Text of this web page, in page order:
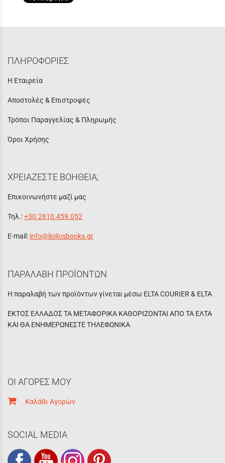
ΠΛΗΡΟΦΟΡΙΕΣ
Η Εταιρεία
Αποστολές & Επιστροφές
Τρόποι Παραγγελίας & Πληρωμής
Όροι Χρήσης
ΧΡΕΙΑΖΕΣΤΕ ΒΟΗΘΕΙΑ;
Επικοινωνήστε μαζί μας
Τηλ.:+30.2610.459.052
E-mail: info@lioliosbooks.gr
ΠΑΡΑΛΑΒΗ ΠΡΟΪΟΝΤΩΝ
Η παραλαβή των προϊόντων γίνεται μέσω ELTA COURIER & ELTA
ΕΚΤΟΣ ΕΛΛΑΔΟΣ ΤΑ ΜΕΤΑΦΟΡΙΚΑ ΚΑΘΟΡΙΖΟΝΤΑΙ ΑΠΟ ΤΑ ΕΛΤΑ
ΚΑΙ ΘΑ ΕΝΗΜΕΡΩΝΕΣΤΕ ΤΗΛΕΦΩΝΙΚΑ
ΟΙ ΑΓΟΡΕΣ ΜΟΥ
Καλάθι Αγορών
SOCIAL MEDIA